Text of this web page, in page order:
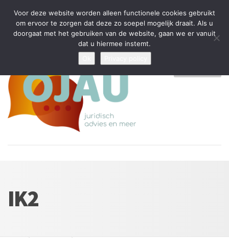
Tijdelijke stop: wegens drukte kan ik beperkt nieuwe zaken aannemen
en vragen beantwoorden
Algemene Voorwaarden
Disclaimer Privacybeleid
IK2
Voor deze website worden alleen functionele cookies gebruikt
om ervoor te zorgen dat deze zo soepel mogelijk draait. Als u
doorgaat met het gebruiken van de website, gaan we er vanuit
dat u hiermee instemt.